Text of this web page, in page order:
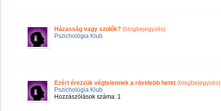
Házasság vagy szülők? (blogbejegyzés)
Pszichológia Klub
Ezért érezzük végtelennek a rövidebb hetet (blogbejegyzés)
Pszichológia Klub
Hozzászólások száma: 1